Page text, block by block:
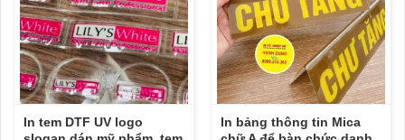
In tem DTF UV logo
In bảng thông tin Mica